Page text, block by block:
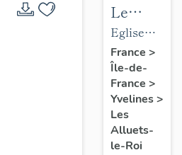
Le
mobilier
de
l'église
Saint-
Nicolas
Eglise
paroissiale
Saint-
Nicolas
France >
Île-de-
France >
Yvelines>
Les
Alluets-
le-Roi